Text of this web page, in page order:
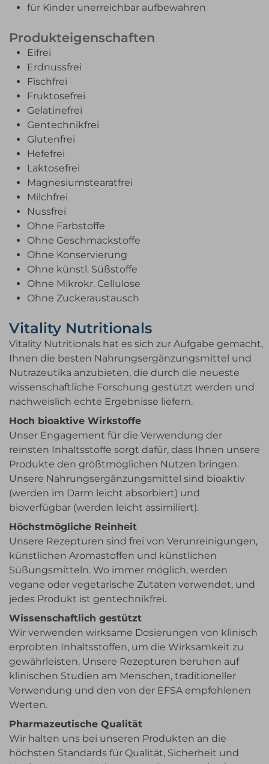
für Kinder unerreichbar aufbewahren
Produkteigenschaften
Eifrei
Erdnussfrei
Fischfrei
Fruktosefrei
Gelatinefrei
Gentechnikfrei
Glutenfrei
Hefefrei
Laktosefrei
Magnesiumstearatfrei
Milchfrei
Nussfrei
Ohne Farbstoffe
Ohne Geschmackstoffe
Ohne Konservierung
Ohne künstl. Süßstoffe
Ohne Mikrokr. Cellulose
Ohne Zuckeraustausch
Vitality Nutritionals
Vitality Nutritionals hat es sich zur Aufgabe gemacht,
Ihnen die besten Nahrungsergänzungsmittel und
Nutrazeutika anzubieten, die durch die neueste
wissenschaftliche Forschung gestützt werden und
nachweislich echte Ergebnisse liefern.
Hoch bioaktive Wirkstoffe
Unser Engagement für die Verwendung der
reinsten Inhaltsstoffe sorgt dafür, dass Ihnen unsere
Produkte den größtmöglichen Nutzen bringen.
Unsere Nahrungsergänzungsmittel sind bioaktiv
(werden im Darm leicht absorbiert) und
bioverfügbar (werden leicht assimiliert).
Höchstmögliche Reinheit
Unsere Rezepturen sind frei von Verunreinigungen,
künstlichen Aromastoffen und künstlichen
Süßungsmitteln. Wo immer möglich, werden
vegane oder vegetarische Zutaten verwendet, und
jedes Produkt ist gentechnikfrei.
Wissenschaftlich gestützt
Wir verwenden wirksame Dosierungen von klinisch
erprobten Inhaltsstoffen, um die Wirksamkeit zu
gewährleisten. Unsere Rezepturen beruhen auf
klinischen Studien am Menschen, traditioneller
Verwendung und den von der EFSA empfohlenen
Werten.
Pharmazeutische Qualität
Wir halten uns bei unseren Produkten an die
höchsten Standards für Qualität, Sicherheit und